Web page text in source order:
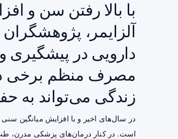
با بالا رفتن سن و
آلزایمر،
دارویی در پیشگیری
مصرف منظم برخی
زندگی می‌تواند به
در سال‌های اخیر و با افزایش میانگین سنی
است. در کنار درمان‌های پزشکی مدرن، طب